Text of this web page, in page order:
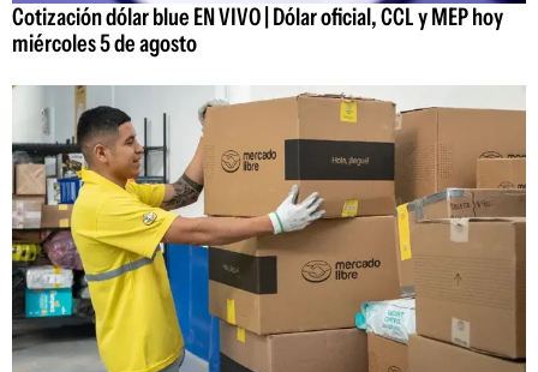
Cotización dólar blue EN VIVO | Dólar oficial, CCL y MEP hoy
miércoles 5 de agosto